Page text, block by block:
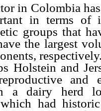
in Colombia
in terms of
groups that
the largest
Holstein and
and
a dairy herd
had